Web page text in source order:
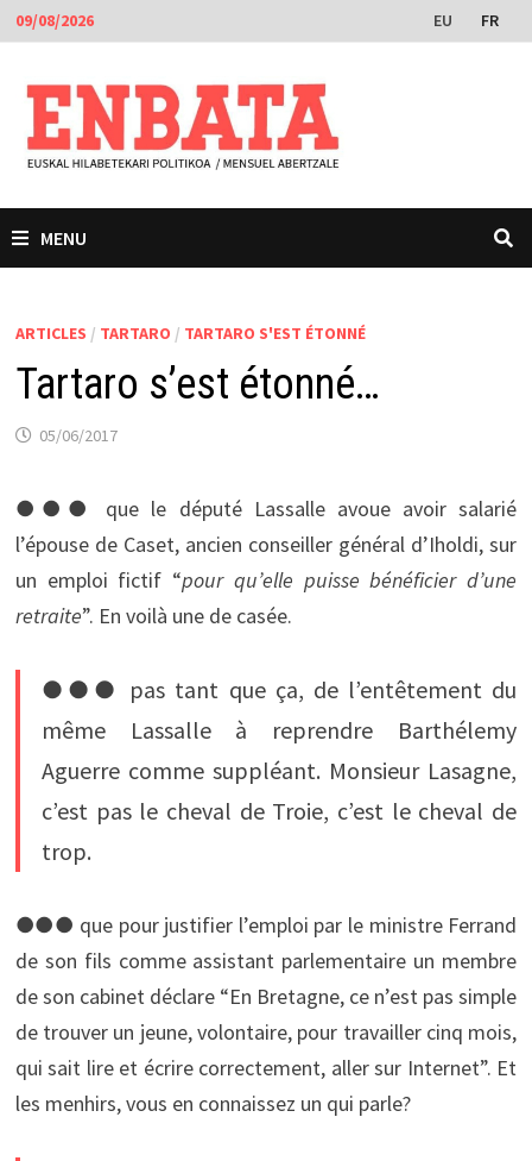
Passer
au
contenu
09/08/2026 EU FR
MENU
ARTICLES / TARTARO / TARTARO S'EST ÉTONNÉ
Tartaro s’est étonné…
05/06/2017
●●● que le député Lassalle avoue avoir salarié
l’épouse de Caset, ancien conseiller général d’Iholdi, sur
un emploi fictif “pour qu’elle puisse bénéficier d’une
retraite”. En voilà une de casée.
●●● pas tant que ça, de l’entêtement du
même Lassalle à reprendre Barthélemy
Aguerre comme suppléant. Monsieur Lasagne,
c’est pas le cheval de Troie, c’est le cheval de
trop.
●●● que pour justifier l’emploi par le ministre Ferrand
de son fils comme assistant parlementaire un membre
de son cabinet déclare “En Bretagne, ce n’est pas simple
de trouver un jeune, volontaire, pour travailler cinq mois,
qui sait lire et écrire correctement, aller sur Internet”. Et
les menhirs, vous en connaissez un qui parle?